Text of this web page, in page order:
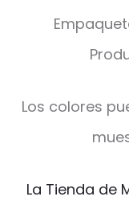
Los colores
La Tienda de